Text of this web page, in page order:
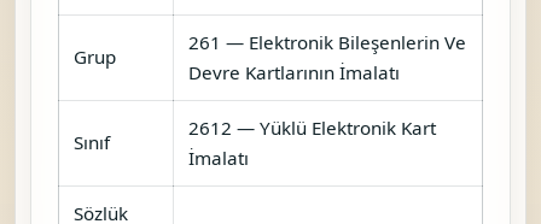
Grup
261 — Elektronik Bileşenlerin Ve
Devre Kartlarının İmalatı
Sınıf
2612 — Yüklü Elektronik Kart
İmalatı
Sözlük